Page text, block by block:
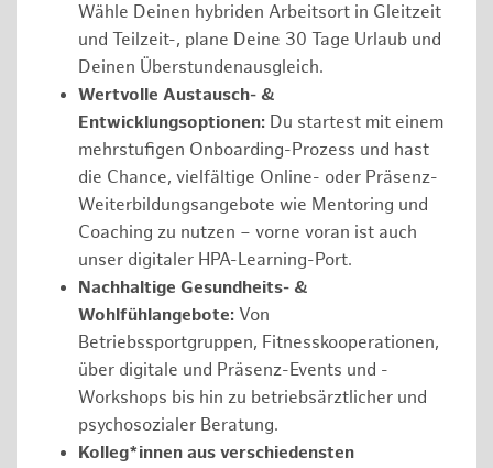
Wähle Deinen hybriden Arbeitsort in Gleitzeit
und Teilzeit-, plane Deine 30 Tage Urlaub und
Deinen Überstundenausgleich.
Wertvolle Austausch- &
Entwicklungsoptionen: Du startest mit einem
mehrstufigen Onboarding-Prozess und hast
die Chance, vielfältige Online- oder Präsenz-
Weiterbildungsangebote wie Mentoring und
Coaching zu nutzen – vorne voran ist auch
unser digitaler HPA-Learning-Port.
Nachhaltige Gesundheits- &
Wohlfühlangebote: Von
Betriebssportgruppen, Fitnesskooperationen,
über digitale und Präsenz-Events und -
Workshops bis hin zu betriebsärztlicher und
psychosozialer Beratung.
Kolleg*innen aus verschiedensten